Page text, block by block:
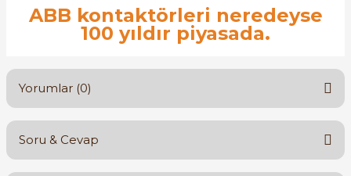
ABB kontaktörleri neredeyse
100 yıldır piyasada.
Yorumlar (0)
Bu ürüne ilk yorumu siz yapın!
Soru & Cevap